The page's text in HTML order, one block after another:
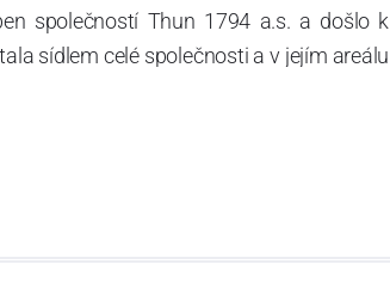
společností Thun 1794 a.s. a došlo k
sídlem celé společnosti a v jejím areálu